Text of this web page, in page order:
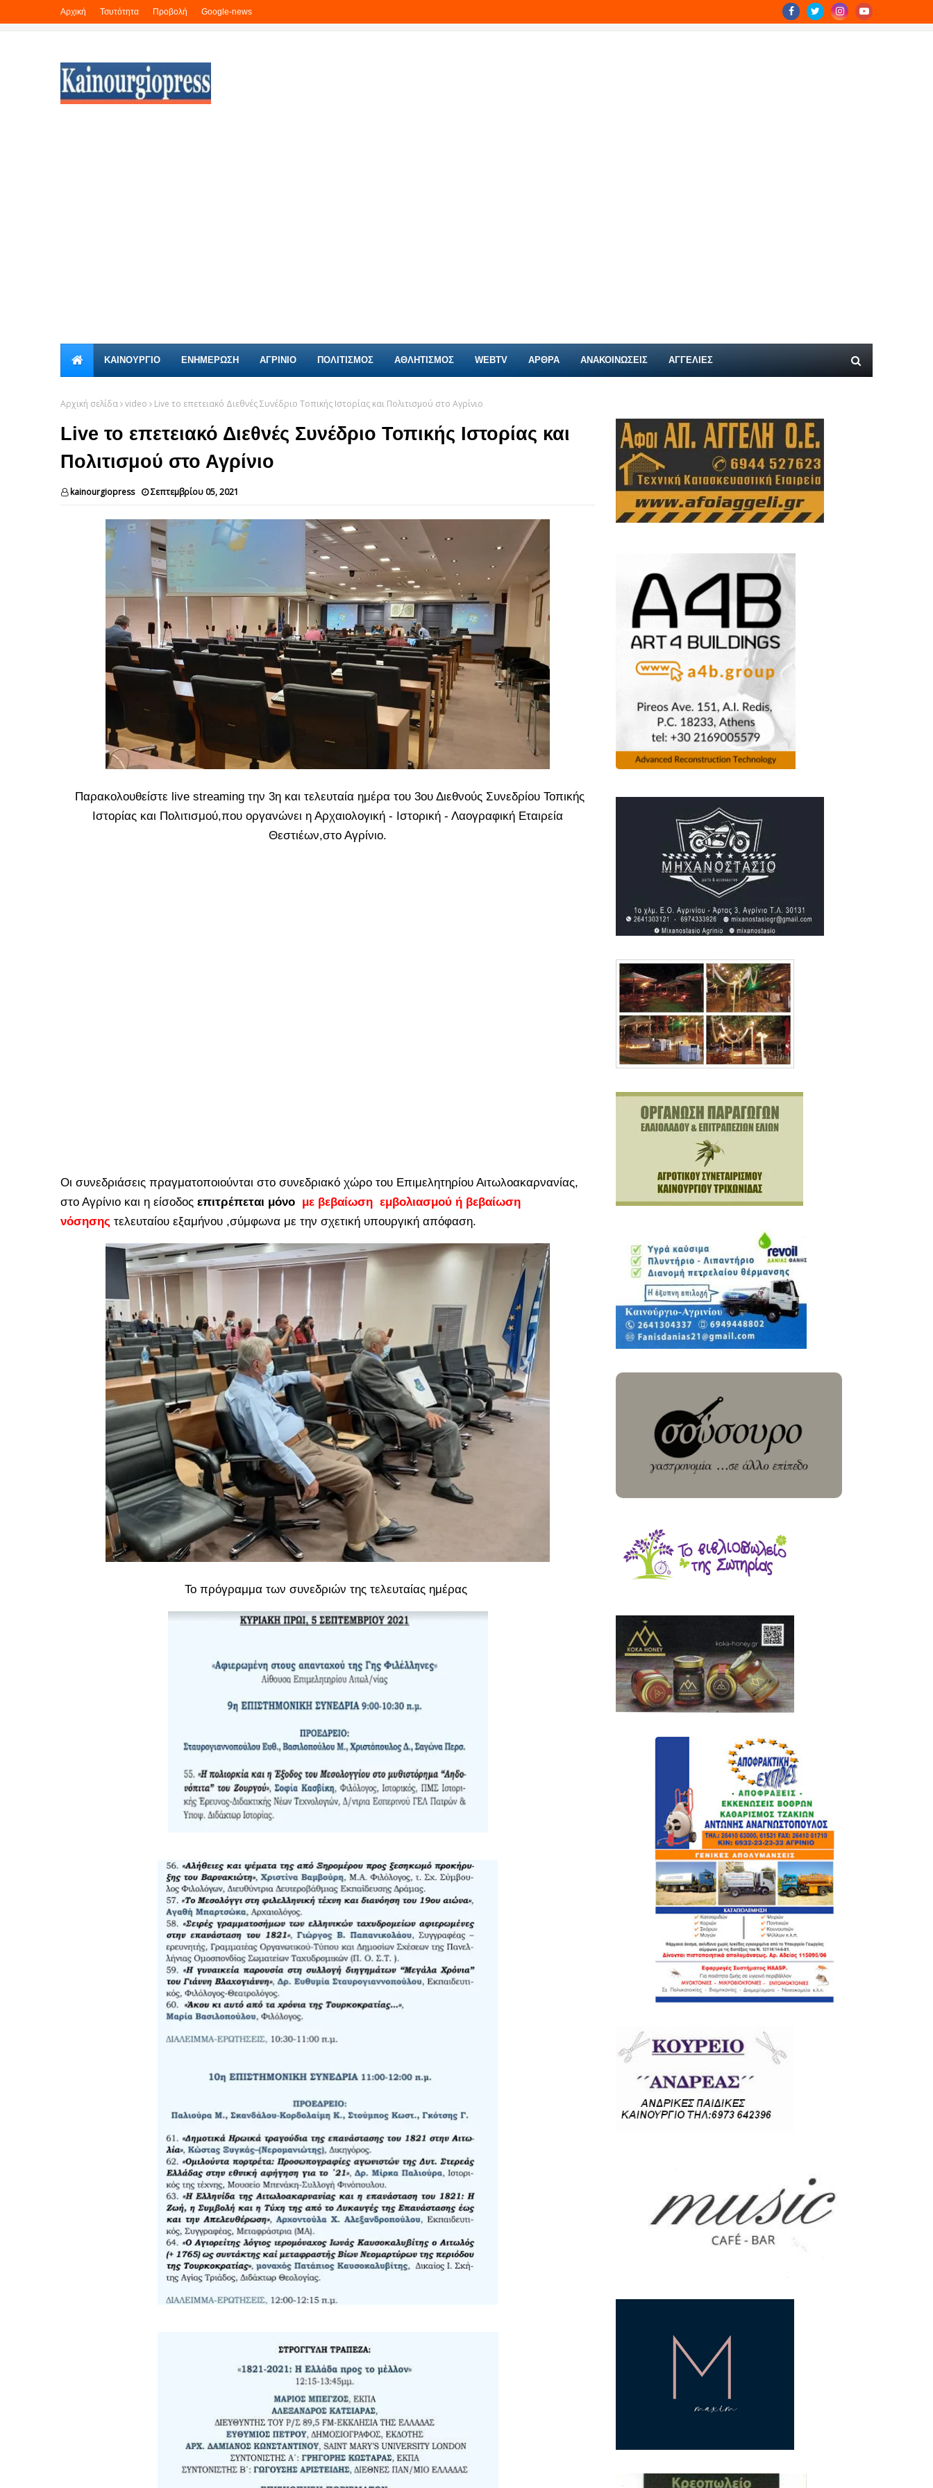
Αρχική Τσυτότητα Προβολή Google-news
ΚΑΙΝΟΎΡΓΙΟ ΕΝΗΜΕΡΩΣΗ ΑΓΡΙΝΙΟ ΠΟΛΙΤΙΣΜΟΣ ΑΘΛΗΤΙΣΜΟΣ WEBTV ΑΡΘΡΑ ΑΝΑΚΟΙΝΩΣΕΙΣ ΑΓΓΕΛΊΕΣ
Αρχική σελίδα video Live το επετειακό Διεθνές Συνέδριο Τοπικής Ιστορίας και Πολιτισμού στο Αγρίνιο
Live το επετειακό Διεθνές Συνέδριο Τοπικής Ιστορίας και
Πολιτισμού στο Αγρίνιο
kainourgiopress Σεπτεμβρίου 05, 2021
Παρακολουθείστε live streaming την 3η και τελευταία ημέρα του 3ου Διεθνούς Συνεδρίου Τοπικής
Ιστορίας και Πολιτισμού,που οργανώνει η Αρχαιολογική - Ιστορική - Λαογραφική Εταιρεία
Θεστιέων,στο Αγρίνιο.
Οι συνεδριάσεις πραγματοποιούνται στο συνεδριακό χώρο του Επιμελητηρίου Αιτωλοακαρνανίας,
στο Αγρίνιο και η είσοδος επιτρέπεται μόνο με βεβαίωση εμβολιασμού ή βεβαίωση
νόσησης τελευταίου εξαμήνου ,σύμφωνα με την σχετική υπουργική απόφαση.
Το πρόγραμμα των συνεδριών της τελευταίας ημέρας